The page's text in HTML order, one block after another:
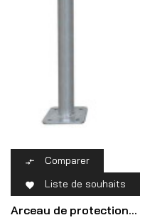
 Comparer
 Liste de souhaits
Arceau de protection...